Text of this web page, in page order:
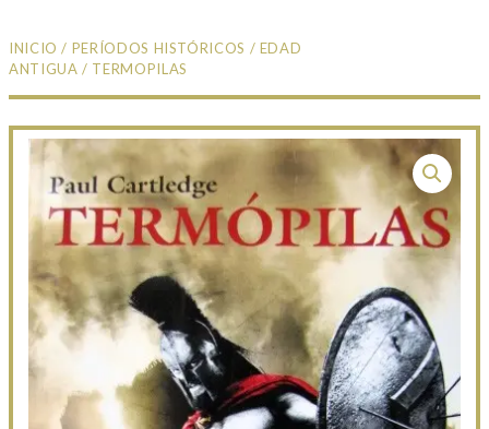
INICIO / PERÍODOS HISTÓRICOS / EDAD
ANTIGUA / TERMOPILAS